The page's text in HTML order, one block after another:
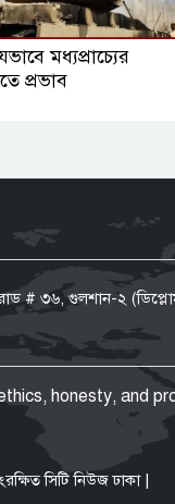
মধ্যপ্রাচ্যের
প্রভাব
# ৩৬, গুলশান-২
honesty, and
সিটি নিউজ ঢাকা |